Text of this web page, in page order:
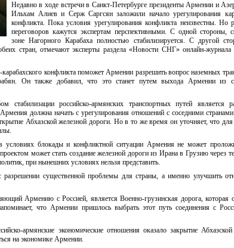
Недавно в ходе встречи в Санкт-Петербурге президенты Армении и
Ильхам Алиев и Серж Саргсян заложили начало урегулирования
конфликта. Пока условия урегулирования конфликта неизвестны. Но
переговоров кажутся экспертам перспективными. С одной стороны,
зоне Нагорного Карабаха полностью стабилизируется. С другой
стран, отмечают эксперты раздела «Новости СНГ» онлайн-
конфликта поможет Армении разрешить вопрос наземных
Он также добавил, что это станет путем выхода Армении из
стабилизации российско-армянских транспортных путей является
должна начать с урегулирования отношений с соседними
Абхазской железной дороги. Но в то же время он уточняет, что для
условиях блокады и конфликтной ситуации Армения не может
может стать создание железной дороги из Ирана в Грузию через
при нынешних условиях нельзя представить.
разрешении существенной проблемы для страны, а именно улучшить
Армению с Россией, является Военно-грузинская дорога, которая
что Армении пришлось выбрать этот путь соединения с
армянские экономические отношения оказало закрытие
на экономике Армении.